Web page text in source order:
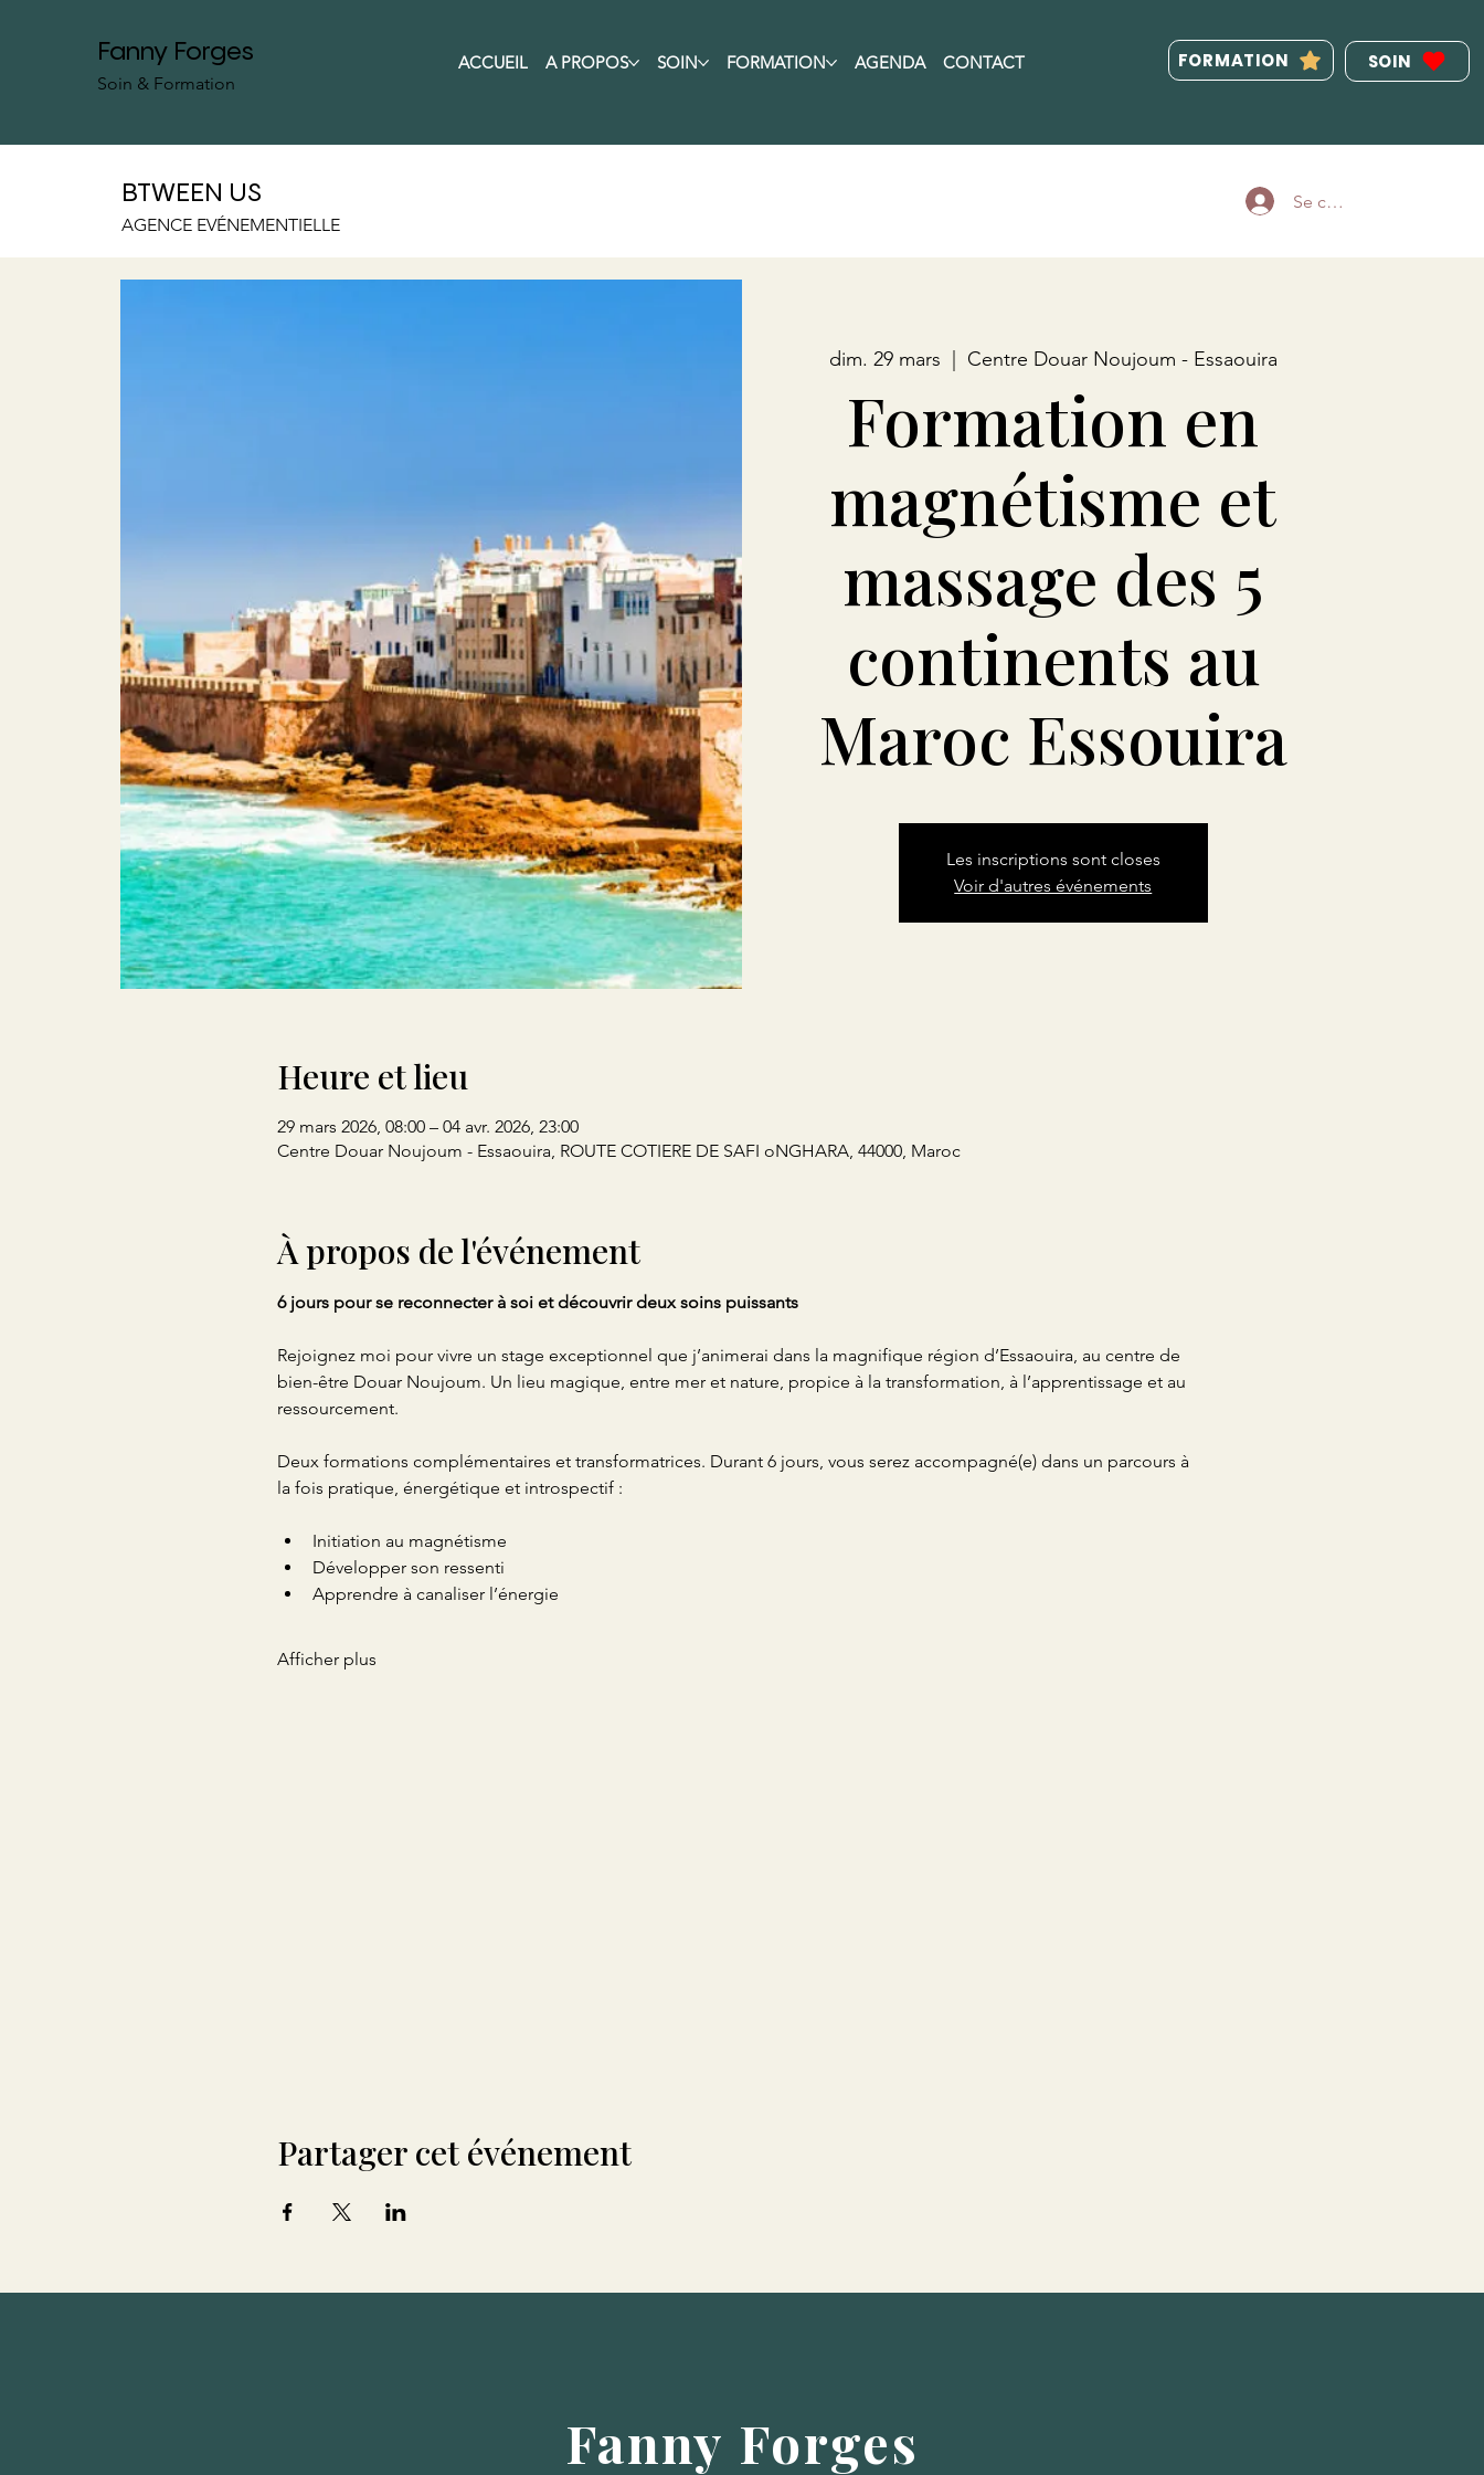
Fanny Forges
Soin & Formation
ACCUEIL A PROPOS SOIN FORMATION AGENDA CONTACT FORMATION SOIN
BTWEEN US
AGENCE EVÉNEMENTIELLE
Se connecter
dim. 29 mars Centre Douar Noujoum - Essaouira
Formation en
magnétisme et
massage des 5
continents au
Maroc Essouira
Les inscriptions sont closes
Voir d'autres événements
Heure et lieu
29 mars 2026, 08:00 – 04 avr. 2026, 23:00
Centre Douar Noujoum - Essaouira, ROUTE COTIERE DE SAFI oNGHARA, 44000, Maroc
À propos de l'événement
6 jours pour se reconnecter à soi et découvrir deux soins puissants
Rejoignez moi pour vivre un stage exceptionnel que j’animerai dans la magnifique région d’Essaouira, au centre de
bien-être Douar Noujoum. Un lieu magique, entre mer et nature, propice à la transformation, à l’apprentissage et au
ressourcement.
Deux formations complémentaires et transformatrices. Durant 6 jours, vous serez accompagné(e) dans un parcours à
la fois pratique, énergétique et introspectif :
Initiation au magnétisme
Développer son ressenti
Apprendre à canaliser l’énergie
Afficher plus
Partager cet événement
Fanny Forges